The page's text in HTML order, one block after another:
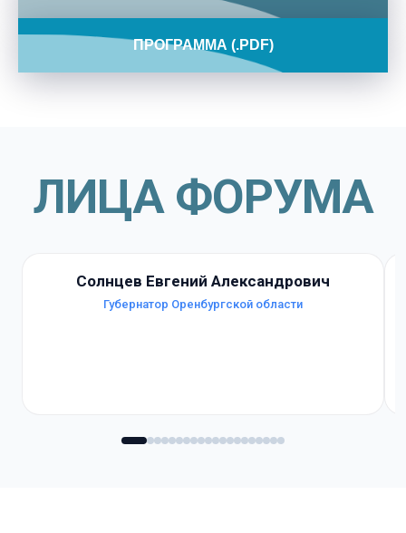
ПРОГРАММА (.PDF)
ЛИЦА ФОРУМА
Солнцев Евгений Александрович
Губернатор Оренбургской области